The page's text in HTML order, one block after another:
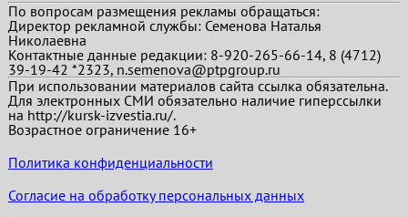
По вопросам размещения рекламы обращаться:
Директор рекламной службы: Семенова Наталья
Николаевна
Контактные данные редакции: 8-920-265-66-14, 8 (4712)
39-19-42 *2323, n.semenova@ptpgroup.ru
При использовании материалов сайта ссылка обязательна.
Для электронных СМИ обязательно наличие гиперссылки
на http://kursk-izvestia.ru/.
Возрастное ограничение 16+
Политика конфиденциальности
Согласие на обработку персональных данных